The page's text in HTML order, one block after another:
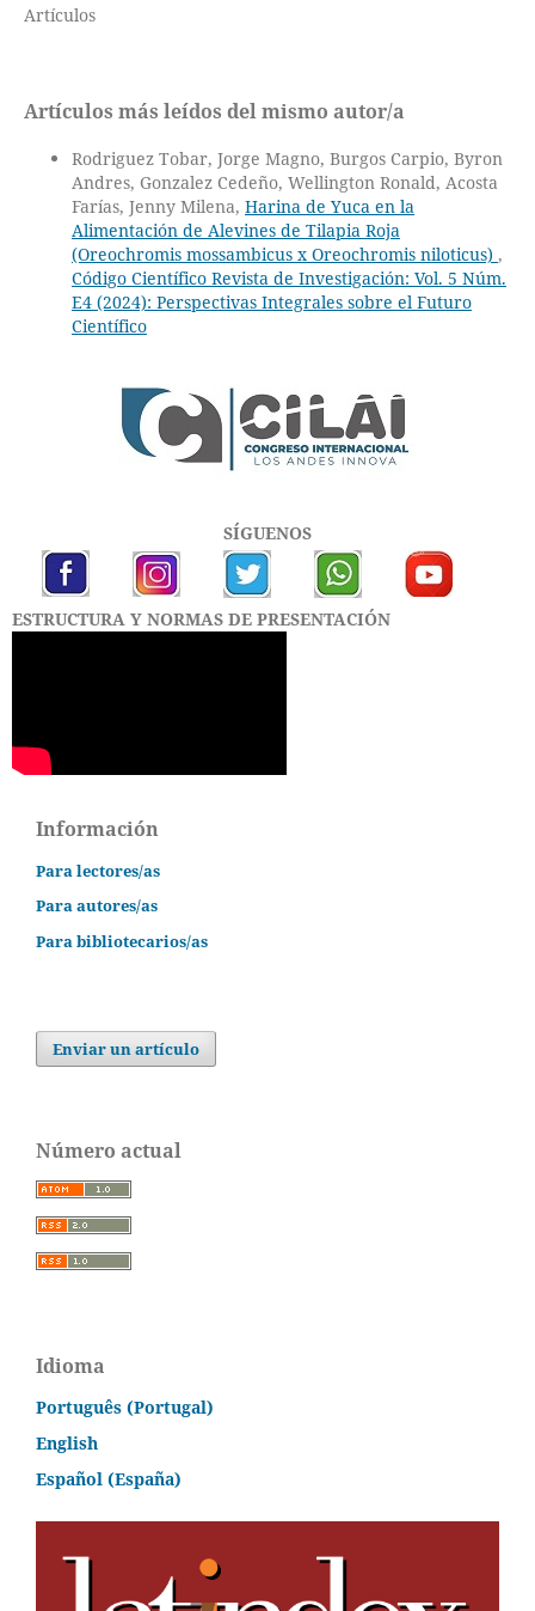
Artículos
Artículos más leídos del mismo autor/a
Rodriguez Tobar, Jorge Magno, Burgos Carpio, Byron
Andres, Gonzalez Cedeño, Wellington Ronald, Acosta
Farías, Jenny Milena, Harina de Yuca en la
Alimentación de Alevines de Tilapia Roja
(Oreochromis mossambicus x Oreochromis niloticus) ,
Código Científico Revista de Investigación: Vol. 5 Núm.
E4 (2024): Perspectivas Integrales sobre el Futuro
Científico
SÍGUENOS
ESTRUCTURA Y NORMAS DE PRESENTACIÓN
Información
Para lectores/as
Para autores/as
Para bibliotecarios/as
Enviar un artículo
Número actual
Idioma
Português (Portugal)
English
Español (España)